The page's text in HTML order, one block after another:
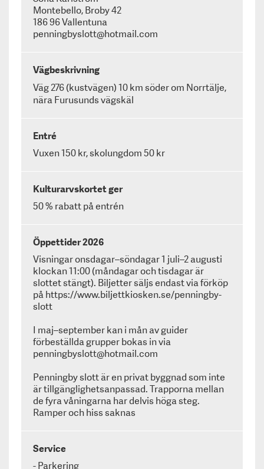
Montebello, Broby 42
186 96 Vallentuna
penningbyslott@hotmail.com
Vägbeskrivning
Väg 276 (kustvägen) 10 km söder om Norrtälje,
nära Furusunds vägskäl
Entré
Vuxen 150 kr, skolungdom 50 kr
Kulturarvskortet ger
50 % rabatt på entrén
Öppettider 2026
Visningar onsdagar–söndagar 1 juli–2 augusti
klockan 11:00 (måndagar och tisdagar är
slottet stängt). Biljetter säljs endast via förköp
påhttps://www.biljettkiosken.se/penningby-
slott
I maj–september kan i mån av guider
förbeställda grupper bokas in via
penningbyslott@hotmail.com
Penningby slott är en privat byggnad som inte
är tillgänglighetsanpassad. Trapporna mellan
de fyra våningarna har delvis höga steg.
Ramper och hiss saknas
Service
- Parkering